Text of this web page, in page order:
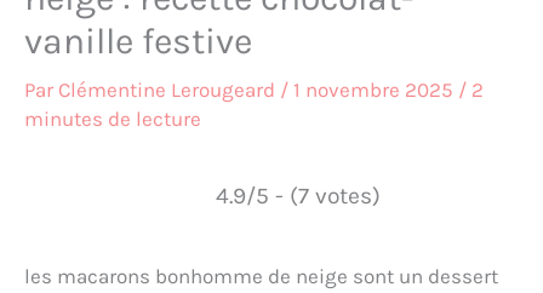
vanille festive
Par Clémentine Lerougeard / 1 novembre 2025 / 2
minutes de lecture
4.9/5 - (7 votes)
les macarons bonhomme de neige sont un dessert